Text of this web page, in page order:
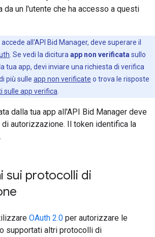
da un l'utente che ha accesso a questi
all'API Bid Manager, deve superare il
. Se vedi la dicitura app non verificata sullo
tua app, devi inviare una richiesta di verifica
più sulle app non verificate o trova le risposte
sulle app verifica
dalla tua app all'API Bid Manager deve
di autorizzazione. Il token identifica la
sui protocolli di
OAuth 2.0 per autorizzare le
supportati altri protocolli di